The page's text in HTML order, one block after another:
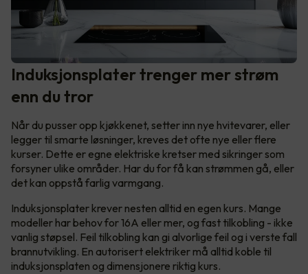
Induksjonsplater trenger mer strøm
enn du tror
Når du pusser opp kjøkkenet, setter inn nye hvitevarer, eller
legger til smarte løsninger, kreves det ofte nye eller flere
kurser. Dette er egne elektriske kretser med sikringer som
forsyner ulike områder. Har du for få kan strømmen gå, eller
det kan oppstå farlig varmgang.
Induksjonsplater krever nesten alltid en egen kurs. Mange
modeller har behov for 16A eller mer, og fast tilkobling - ikke
vanlig støpsel. Feil tilkobling kan gi alvorlige feil og i verste fall
brannutvikling. En autorisert elektriker må alltid koble til
induksjonsplaten og dimensjonere riktig kurs.